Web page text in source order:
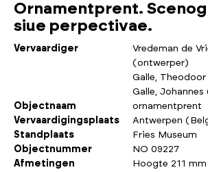
Ornamentprent.
siue perpectivae.
Vervaardiger
Vredeman de
(ontwerper)
Galle,
Galle,
Objectnaam
ornamentprent
Vervaardigingsplaats
Antwerpen
Standplaats
Fries Museum
Objectnummer
NO 09227
Afmetingen
Hoogte 211 mm